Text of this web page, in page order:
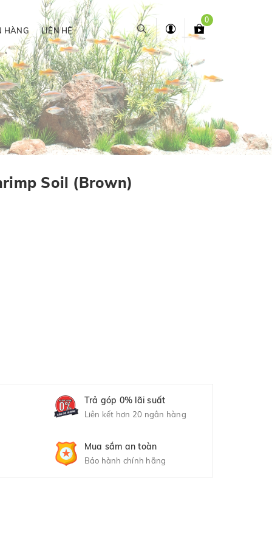
HÀNG LIÊN HỆ
0
Soil (Brown)
Trả góp 0% lãi suất
Liên kết hơn 20 ngân hàng
Mua sắm an toàn
Bảo hành chính hãng